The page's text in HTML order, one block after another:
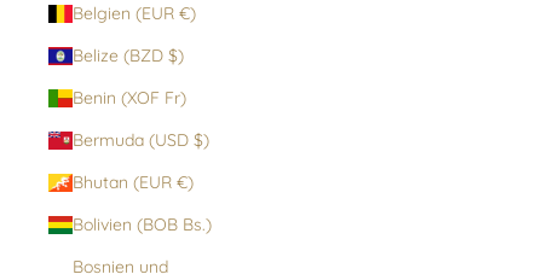
Belgien (EUR €)
Belize (BZD $)
Benin (XOF Fr)
Bermuda (USD $)
Bhutan (EUR €)
Bolivien (BOB Bs.)
Bosnien und